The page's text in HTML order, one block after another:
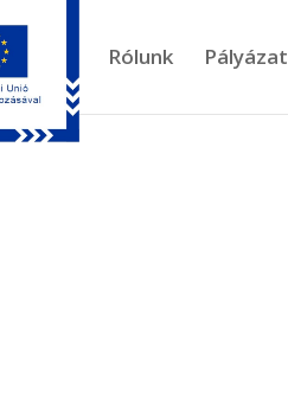
Kezdőlap Rólunk Pályázat